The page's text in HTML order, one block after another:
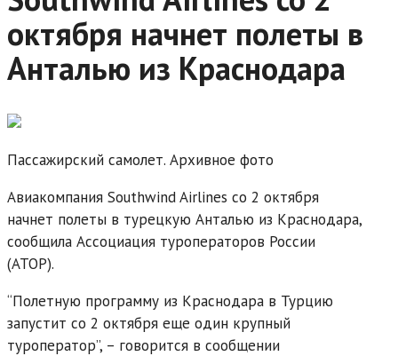
октября начнет полеты в
Анталью из Краснодара
Пассажирский самолет. Архивное фото
Авиакомпания Southwind Airlines со 2 октября
начнет полеты в турецкую Анталью из Краснодара,
сообщила Ассоциация туроператоров России
(АТОР).
“Полетную программу из Краснодара в Турцию
запустит со 2 октября еще один крупный
туроператор”, – говорится в сообщении